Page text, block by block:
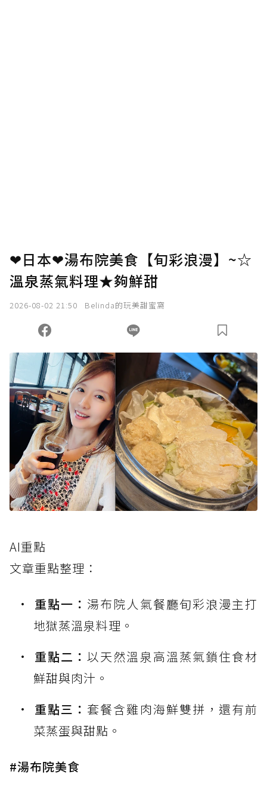
❤日本❤湯布院美食【旬彩浪漫】~☆
溫泉蒸氣料理★夠鮮甜
2026-08-02 21:50 Belinda的玩美甜蜜窩
AI重點
文章重點整理：
重點一： 湯布院人氣餐廳旬彩浪漫主打
地獄蒸溫泉料理。
重點二：以天然溫泉高溫蒸氣鎖住食材
鮮甜與肉汁。
重點三： 套餐含雞肉海鮮雙拼，還有前
菜蒸蛋與甜點。
#湯布院美食